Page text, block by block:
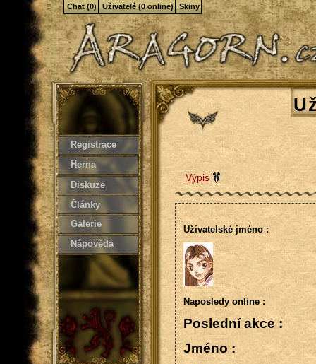
Registrace
Herna
Diskuze
Články
Galerie
Nápověda
Výpis
Uživatelské jméno :
Naposledy online :
Poslední akce :
Jméno :
Chat (0) Uživatelé (0 online) Skiny